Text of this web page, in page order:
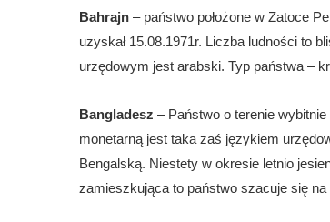
Bahrajn – państwo położone w Zatoce
uzyskał 15.08.1971r. Liczba ludności to
urzędowym jest arabski. Typ państwa –
Bangladesz – Państwo o terenie
monetarną jest taka zaś językiem
Bengalską. Niestety w okresie letnio
zamieszkująca to państwo szacuje się